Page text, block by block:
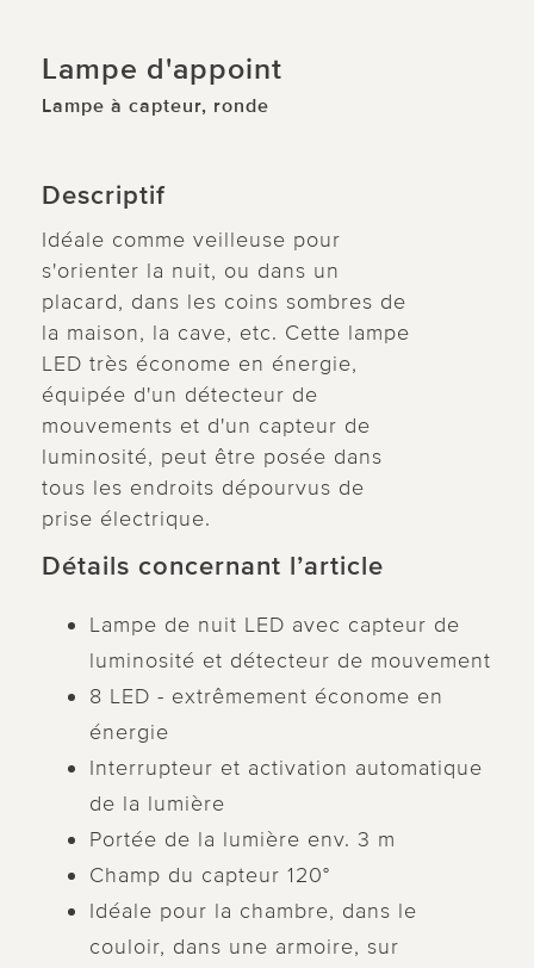
Lampe d'appoint
Lampe à capteur, ronde
Descriptif
Idéale comme veilleuse pour
s'orienter la nuit, ou dans un
placard, dans les coins sombres de
la maison, la cave, etc. Cette lampe
LED très économe en énergie,
équipée d'un détecteur de
mouvements et d'un capteur de
luminosité, peut être posée dans
tous les endroits dépourvus de
prise électrique.
Détails concernant l’article
Lampe de nuit LED avec capteur de
luminosité et détecteur de mouvement
8 LED - extrêmement économe en
énergie
Interrupteur et activation automatique
de la lumière
Portée de la lumière env. 3 m
Champ du capteur 120°
Idéale pour la chambre, dans le
couloir, dans une armoire, sur